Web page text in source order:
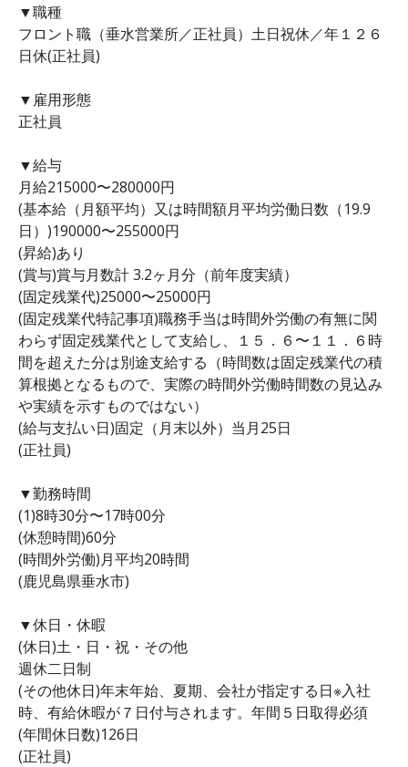
▼職種
フロント職（垂水営業所／正社員）土日祝休／年１２６
日休(正社員)
▼雇用形態
正社員
▼給与
月給215000〜280000円
(基本給（月額平均）又は時間額月平均労働日数（19.9
日）)190000〜255000円
(昇給)あり
(賞与)賞与月数計 3.2ヶ月分（前年度実績）
(固定残業代)25000〜25000円
(固定残業代特記事項)職務手当は時間外労働の有無に関
わらず固定残業代として支給し、１５．６〜１１．６時
間を超えた分は別途支給する（時間数は固定残業代の積
算根拠となるもので、実際の時間外労働時間数の見込み
や実績を示すものではない）
(給与支払い日)固定（月末以外）当月25日
(正社員)
▼勤務時間
(1)8時30分〜17時00分
(休憩時間)60分
(時間外労働)月平均20時間
(鹿児島県垂水市)
▼休日・休暇
(休日)土・日・祝・その他
週休二日制
(その他休日)年末年始、夏期、会社が指定する日※入社
時、有給休暇が７日付与されます。年間５日取得必須
(年間休日数)126日
(正社員)